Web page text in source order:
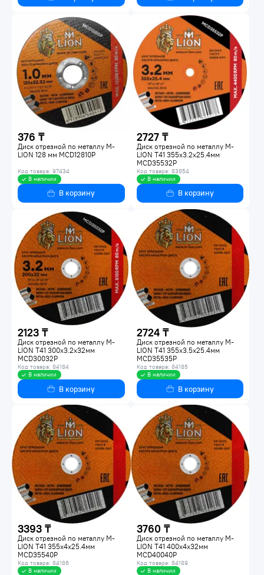
376 ₸
Диск отрезной по металлу M-
LION 128 мм MCD12810P
Код товара: 97434
В наличии
В корзину
2727 ₸
Диск отрезной по металлу M-
LION Т41 355х3.2х25.4мм
MCD35532P
Код товара: 83854
В наличии
В корзину
2123 ₸
Диск отрезной по металлу M-
LION Т41 300х3.2х32мм
MCD30032P
Код товара: 84184
В наличии
В корзину
2724 ₸
Диск отрезной по металлу M-
LION Т41 355х3.5х25.4мм
MCD35535P
Код товара: 84185
В наличии
В корзину
3393 ₸
Диск отрезной по металлу M-
LION Т41 355х4х25.4мм
MCD35540P
Код товара: 84186
В наличии
3760 ₸
Диск отрезной по металлу M-
LION Т41 400х4х32мм
MCD40040P
Код товара: 84189
В наличии